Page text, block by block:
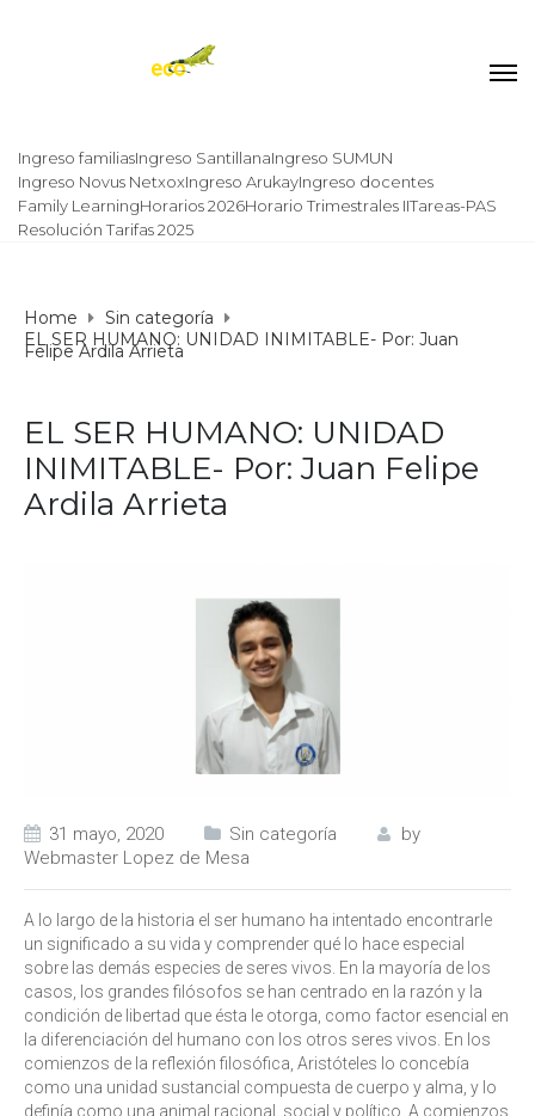
Ingreso familiasIngreso SantillanaIngreso SUMUN
Ingreso Novus NetxoxIngreso ArukayIngreso docentes
Family LearningHorarios 2026Horario Trimestrales IITareas-PAS
Resolución Tarifas 2025
Home
Sin categoría
EL SER HUMANO: UNIDAD INIMITABLE- Por: Juan
Felipe Ardila Arrieta
EL SER HUMANO: UNIDAD
INIMITABLE- Por: Juan Felipe
Ardila Arrieta
31 mayo, 2020 Sin categoría
by
Webmaster Lopez de Mesa
A lo largo de la historia el ser humano ha intentado encontrarle
un significado a su vida y comprender qué lo hace especial
sobre las demás especies de seres vivos. En la mayoría de los
casos, los grandes filósofos se han centrado en la razón y la
condición de libertad que ésta le otorga, como factor esencial en
la diferenciación del humano con los otros seres vivos. En los
comienzos de la reflexión filosófica, Aristóteles lo concebía
como una unidad sustancial compuesta de cuerpo y alma, y lo
definía como una animal racional, social y político. A comienzos